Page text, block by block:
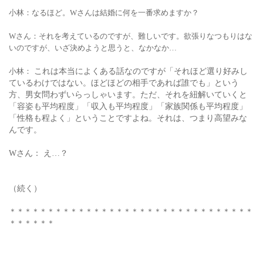
小林：なるほど。Wさんは結婚に何を一番求めますか？
Wさん：それを考えているのですが、難しいです。欲張りなつもりはな
いのですが、いざ決めようと思うと、なかなか…
小林：
これは本当によくある話なのですが「それほど選り好みし
ているわけではない。ほどほどの相手であれば誰でも」という
方、男女問わずいらっしゃいます。ただ、それを紐解いていくと
「容姿も平均程度」「収入も平均程度」「家族関係も平均程度」
「性格も程よく」ということですよね。それは、つまり高望みな
んです。
Wさん： え…？
（続く）
＊＊＊＊＊＊＊＊＊＊＊＊＊＊＊＊＊＊＊＊＊＊＊＊＊＊＊＊＊＊＊＊
＊＊＊＊＊＊